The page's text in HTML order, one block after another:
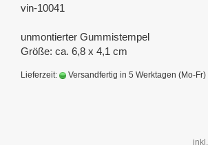
vin-10041
unmontierter Gummistempel
Größe: ca. 6,8 x 4,1 cm
Lieferzeit: Versandfertig in 5 Werktagen (Mo-Fr)